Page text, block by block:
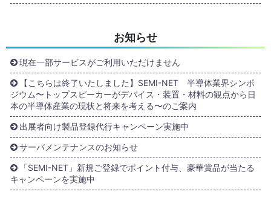
お知らせ
現在一部サービスがご利用いただけません
【こちらは終了いたしました】SEMI-NET 半導体業界シンポ
ジウム〜トップスピーカーがデバイス・装置・材料の観点から日
本の半導体産業の現状と将来を考える〜のご案内
出展者向け製品登録代行キャンペーン実施中
サーバメンテナンスのお知らせ
「SEMI-NET」新規ご登録でポイント付与、豪華賞品が当たる
キャンペーンを実施中